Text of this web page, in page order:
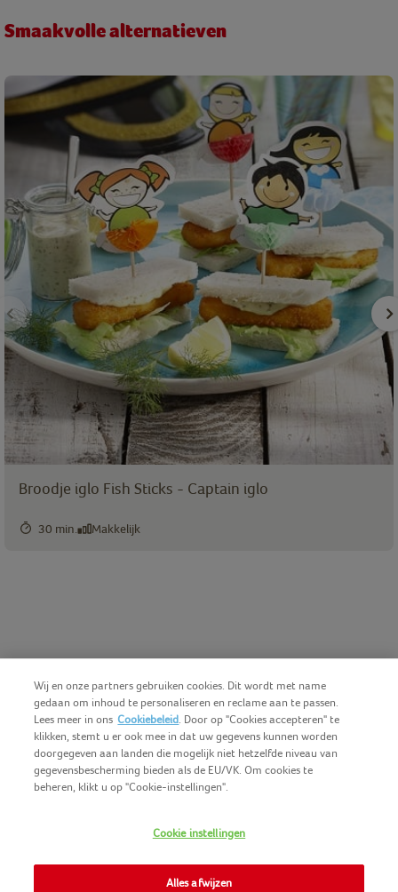
Smaakvolle alternatieven
Broodje iglo Fish Sticks - Captain iglo
30 min. Makkelijk
COPYRIGHT IGLO 2025
CONTACTEER ONS
COOKIE-POLICY
Wij en onze partners gebruiken cookies. Dit wordt met name
gedaan om inhoud te personaliseren en reclame aan te passen.
Lees meer in ons Cookiebeleid. Door op "Cookies accepteren" te
klikken, stemt u er ook mee in dat uw gegevens kunnen worden
doorgegeven aan landen die mogelijk niet hetzelfde niveau van
gegevensbescherming bieden als de EU/VK. Om cookies te
beheren, klikt u op "Cookie-instellingen".
Cookie instellingen
Alles afwijzen